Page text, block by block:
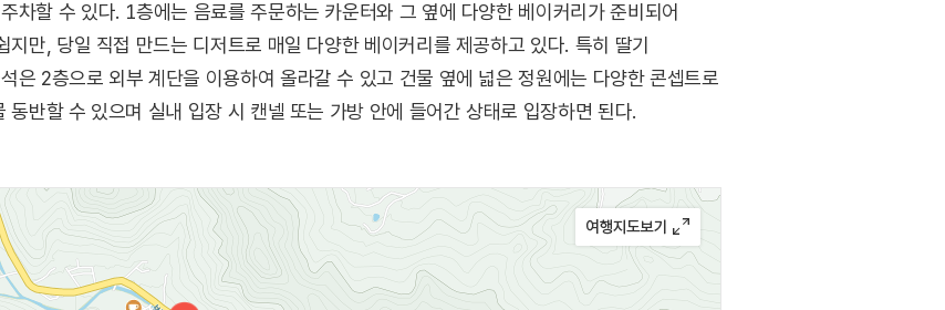
차할 수 있다. 1층에는 음료를 주문하는 카운터와 그 옆에 다양한 베이커리가 준비되어
만, 당일 직접 만드는 디저트로 매일 다양한 베이커리를 제공하고 있다. 특히 딸기
은 2층으로 외부 계단을 이용하여 올라갈 수 있고 건물 옆에 넓은 정원에는 다양한 콘셉트로
반할 수 있으며 실내 입장 시 캔넬 또는 가방 안에 들어간 상태로 입장하면 된다.